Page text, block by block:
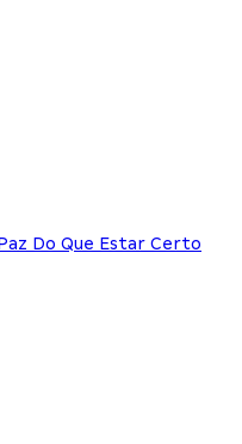
Do Que Estar Certo